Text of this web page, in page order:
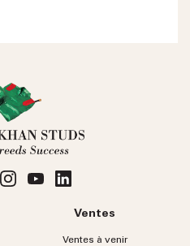
Ventes
Ventes à venir